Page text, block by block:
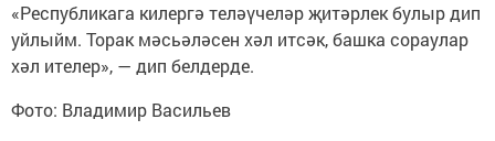
«Республикага килергә теләүчеләр җитәрлек булыр дип
уйлыйм. Торак мәсьәләсен хәл итсәк, башка сораулар
хәл ителер», — дип белдерде.
Фото: Владимир Васильев